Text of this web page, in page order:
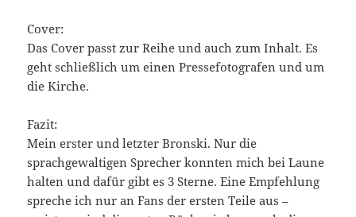
Cover:
Das Cover passt zur Reihe und auch zum Inhalt. Es
geht schließlich um einen Pressefotografen und um
die Kirche.
Fazit:
Mein erster und letzter Bronski. Nur die
sprachgewaltigen Sprecher konnten mich bei Laune
halten und dafür gibt es 3 Sterne. Eine Empfehlung
spreche ich nur an Fans der ersten Teile aus –